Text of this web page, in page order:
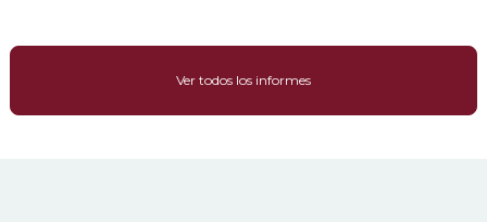
Ver todos los informes